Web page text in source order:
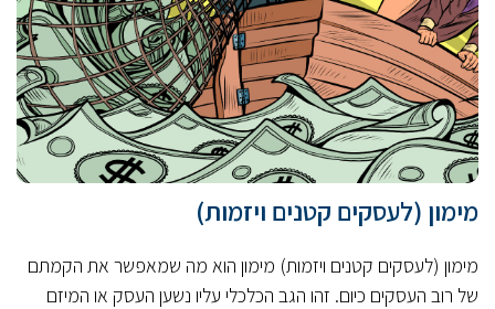
מימון (לעסקים קטנים ויזמות)
מימון (לעסקים קטנים ויזמות) מימון הוא מה שמאפשר את הקמתם
של רוב העסקים כיום. זהו הגב הכלכלי עליו נשען העסק או המיזם